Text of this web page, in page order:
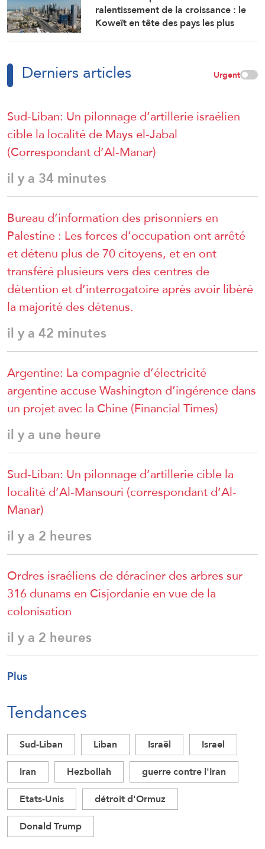
ralentissement de la croissance : le
Koweït en tête des pays les plus
Derniers articles Urgent
Sud-Liban: Un pilonnage d’artillerie israélien
cible la localité de Mays el-Jabal
(Correspondant d’Al-Manar)
il y a 34 minutes
Bureau d’information des prisonniers en
Palestine : Les forces d’occupation ont arrêté
et détenu plus de 70 citoyens, et en ont
transféré plusieurs vers des centres de
détention et d’interrogatoire après avoir libéré
la majorité des détenus.
il y a 42 minutes
Argentine: La compagnie d’électricité
argentine accuse Washington d’ingérence dans
un projet avec la Chine (Financial Times)
il y a une heure
Sud-Liban: Un pilonnage d’artillerie cible la
localité d’Al-Mansouri (correspondant d’Al-
Manar)
il y a 2 heures
Ordres israéliens de déraciner des arbres sur
316 dunams en Cisjordanie en vue de la
colonisation
il y a 2 heures
Plus
Tendances
Sud-Liban Liban Israël
Israel
Iran
Hezbollah
guerre contre l'Iran
Etats-Unis
détroit d'Ormuz
Donald Trump